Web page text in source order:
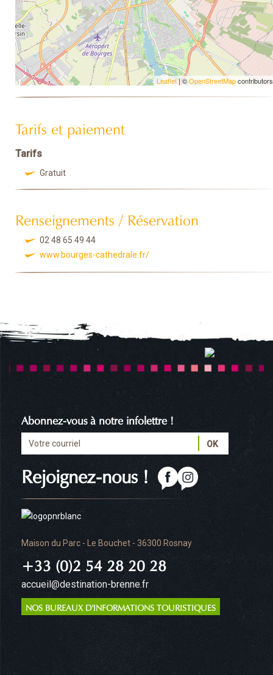
Leaflet | ©OpenStreetMapcontributors
Tarifs et paiement
Tarifs
Gratuit
Renseignements / Réservation
02 48 65 49 44
www.bourges-cathedrale.fr/
Maison du Parc - Le Bouchet - 36300 Rosnay
+33 (0)2 54 28 20 28
accueil@destination-brenne.fr
NOS BUREAUX D'INFORMATIONS TOURISTIQUES
Rejoignez-nous !
Abonnez-vous à notre infolettre !